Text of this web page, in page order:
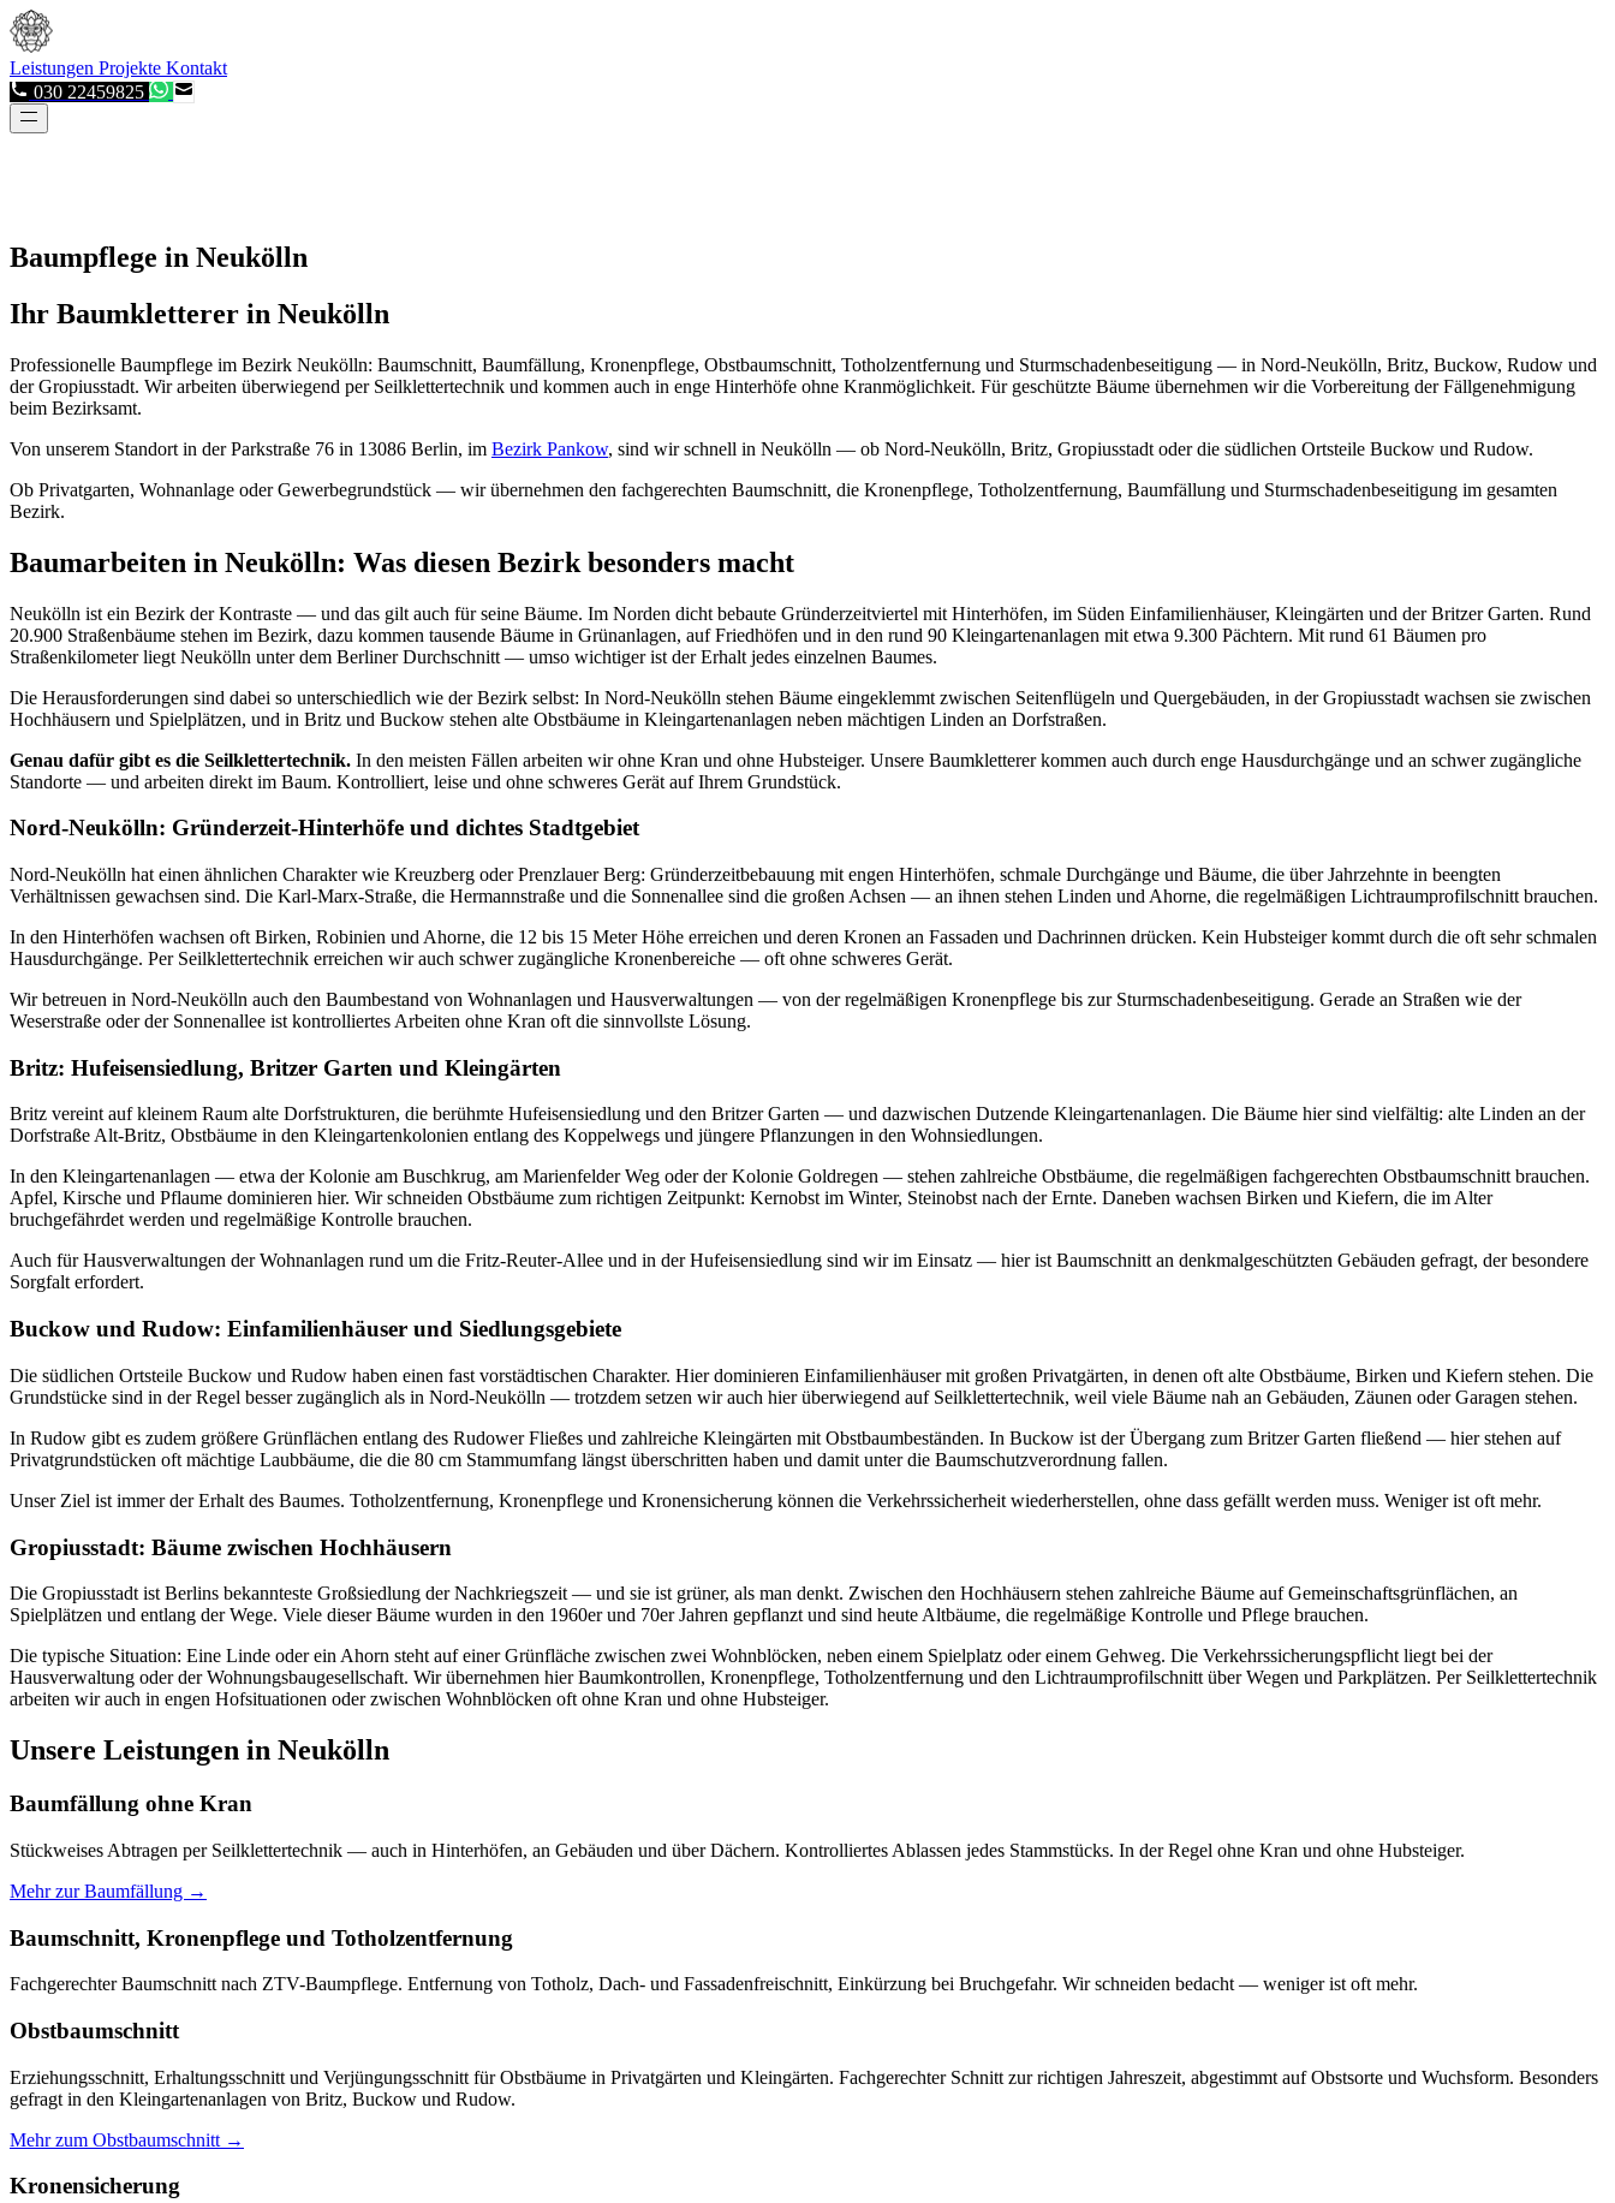
Leistungen Projekte Kontakt
030 22459825
Baumpflege in Neukölln
Ihr Baumkletterer in Neukölln
Professionelle Baumpflege im Bezirk Neukölln: Baumschnitt, Baumfällung, Kronenpflege, Obstbaumschnitt, Totholzentfernung und Sturmschadenbeseitigung — in Nord-Neukölln, Britz, Buckow, Rudow und
der Gropiusstadt. Wir arbeiten überwiegend per Seilklettertechnik und kommen auch in enge Hinterhöfe ohne Kranmöglichkeit. Für geschützte Bäume übernehmen wir die Vorbereitung der Fällgenehmigung
beim Bezirksamt.
Von unserem Standort in der Parkstraße 76 in 13086 Berlin, im Bezirk Pankow, sind wir schnell in Neukölln — ob Nord-Neukölln, Britz, Gropiusstadt oder die südlichen Ortsteile Buckow und Rudow.
Ob Privatgarten, Wohnanlage oder Gewerbegrundstück — wir übernehmen den fachgerechten Baumschnitt, die Kronenpflege, Totholzentfernung, Baumfällung und Sturmschadenbeseitigung im gesamten
Bezirk.
Baumarbeiten in Neukölln: Was diesen Bezirk besonders macht
Neukölln ist ein Bezirk der Kontraste — und das gilt auch für seine Bäume. Im Norden dicht bebaute Gründerzeitviertel mit Hinterhöfen, im Süden Einfamilienhäuser, Kleingärten und der Britzer Garten. Rund
20.900 Straßenbäume stehen im Bezirk, dazu kommen tausende Bäume in Grünanlagen, auf Friedhöfen und in den rund 90 Kleingartenanlagen mit etwa 9.300 Pächtern. Mit rund 61 Bäumen pro
Straßenkilometer liegt Neukölln unter dem Berliner Durchschnitt — umso wichtiger ist der Erhalt jedes einzelnen Baumes.
Die Herausforderungen sind dabei so unterschiedlich wie der Bezirk selbst: In Nord-Neukölln stehen Bäume eingeklemmt zwischen Seitenflügeln und Quergebäuden, in der Gropiusstadt wachsen sie zwischen
Hochhäusern und Spielplätzen, und in Britz und Buckow stehen alte Obstbäume in Kleingartenanlagen neben mächtigen Linden an Dorfstraßen.
Genau dafür gibt es die Seilklettertechnik. In den meisten Fällen arbeiten wir ohne Kran und ohne Hubsteiger. Unsere Baumkletterer kommen auch durch enge Hausdurchgänge und an schwer zugängliche
Standorte — und arbeiten direkt im Baum. Kontrolliert, leise und ohne schweres Gerät auf Ihrem Grundstück.
Nord-Neukölln: Gründerzeit-Hinterhöfe und dichtes Stadtgebiet
Nord-Neukölln hat einen ähnlichen Charakter wie Kreuzberg oder Prenzlauer Berg: Gründerzeitbebauung mit engen Hinterhöfen, schmale Durchgänge und Bäume, die über Jahrzehnte in beengten
Verhältnissen gewachsen sind. Die Karl-Marx-Straße, die Hermannstraße und die Sonnenallee sind die großen Achsen — an ihnen stehen Linden und Ahorne, die regelmäßigen Lichtraumprofilschnitt brauchen.
In den Hinterhöfen wachsen oft Birken, Robinien und Ahorne, die 12 bis 15 Meter Höhe erreichen und deren Kronen an Fassaden und Dachrinnen drücken. Kein Hubsteiger kommt durch die oft sehr schmalen
Hausdurchgänge. Per Seilklettertechnik erreichen wir auch schwer zugängliche Kronenbereiche — oft ohne schweres Gerät.
Wir betreuen in Nord-Neukölln auch den Baumbestand von Wohnanlagen und Hausverwaltungen — von der regelmäßigen Kronenpflege bis zur Sturmschadenbeseitigung. Gerade an Straßen wie der
Weserstraße oder der Sonnenallee ist kontrolliertes Arbeiten ohne Kran oft die sinnvollste Lösung.
Britz: Hufeisensiedlung, Britzer Garten und Kleingärten
Britz vereint auf kleinem Raum alte Dorfstrukturen, die berühmte Hufeisensiedlung und den Britzer Garten — und dazwischen Dutzende Kleingartenanlagen. Die Bäume hier sind vielfältig: alte Linden an der
Dorfstraße Alt-Britz, Obstbäume in den Kleingartenkolonien entlang des Koppelwegs und jüngere Pflanzungen in den Wohnsiedlungen.
In den Kleingartenanlagen — etwa der Kolonie am Buschkrug, am Marienfelder Weg oder der Kolonie Goldregen — stehen zahlreiche Obstbäume, die regelmäßigen fachgerechten Obstbaumschnitt brauchen.
Apfel, Kirsche und Pflaume dominieren hier. Wir schneiden Obstbäume zum richtigen Zeitpunkt: Kernobst im Winter, Steinobst nach der Ernte. Daneben wachsen Birken und Kiefern, die im Alter
bruchgefährdet werden und regelmäßige Kontrolle brauchen.
Auch für Hausverwaltungen der Wohnanlagen rund um die Fritz-Reuter-Allee und in der Hufeisensiedlung sind wir im Einsatz — hier ist Baumschnitt an denkmalgeschützten Gebäuden gefragt, der besondere
Sorgfalt erfordert.
Buckow und Rudow: Einfamilienhäuser und Siedlungsgebiete
Die südlichen Ortsteile Buckow und Rudow haben einen fast vorstädtischen Charakter. Hier dominieren Einfamilienhäuser mit großen Privatgärten, in denen oft alte Obstbäume, Birken und Kiefern stehen. Die
Grundstücke sind in der Regel besser zugänglich als in Nord-Neukölln — trotzdem setzen wir auch hier überwiegend auf Seilklettertechnik, weil viele Bäume nah an Gebäuden, Zäunen oder Garagen stehen.
In Rudow gibt es zudem größere Grünflächen entlang des Rudower Fließes und zahlreiche Kleingärten mit Obstbaumbeständen. In Buckow ist der Übergang zum Britzer Garten fließend — hier stehen auf
Privatgrundstücken oft mächtige Laubbäume, die die 80 cm Stammumfang längst überschritten haben und damit unter die Baumschutzverordnung fallen.
Unser Ziel ist immer der Erhalt des Baumes. Totholzentfernung, Kronenpflege und Kronensicherung können die Verkehrssicherheit wiederherstellen, ohne dass gefällt werden muss. Weniger ist oft mehr.
Gropiusstadt: Bäume zwischen Hochhäusern
Die Gropiusstadt ist Berlins bekannteste Großsiedlung der Nachkriegszeit — und sie ist grüner, als man denkt. Zwischen den Hochhäusern stehen zahlreiche Bäume auf Gemeinschaftsgrünflächen, an
Spielplätzen und entlang der Wege. Viele dieser Bäume wurden in den 1960er und 70er Jahren gepflanzt und sind heute Altbäume, die regelmäßige Kontrolle und Pflege brauchen.
Die typische Situation: Eine Linde oder ein Ahorn steht auf einer Grünfläche zwischen zwei Wohnblöcken, neben einem Spielplatz oder einem Gehweg. Die Verkehrssicherungspflicht liegt bei der
Hausverwaltung oder der Wohnungsbaugesellschaft. Wir übernehmen hier Baumkontrollen, Kronenpflege, Totholzentfernung und den Lichtraumprofilschnitt über Wegen und Parkplätzen. Per Seilklettertechnik
arbeiten wir auch in engen Hofsituationen oder zwischen Wohnblöcken oft ohne Kran und ohne Hubsteiger.
Unsere Leistungen in Neukölln
Baumfällung ohne Kran
Stückweises Abtragen per Seilklettertechnik — auch in Hinterhöfen, an Gebäuden und über Dächern. Kontrolliertes Ablassen jedes Stammstücks. In der Regel ohne Kran und ohne Hubsteiger.
Mehr zur Baumfällung →
Baumschnitt, Kronenpflege und Totholzentfernung
Fachgerechter Baumschnitt nach ZTV-Baumpflege. Entfernung von Totholz, Dach- und Fassadenfreischnitt, Einkürzung bei Bruchgefahr. Wir schneiden bedacht — weniger ist oft mehr.
Obstbaumschnitt
Erziehungsschnitt, Erhaltungsschnitt und Verjüngungsschnitt für Obstbäume in Privatgärten und Kleingärten. Fachgerechter Schnitt zur richtigen Jahreszeit, abgestimmt auf Obstsorte und Wuchsform. Besonders
gefragt in den Kleingartenanlagen von Britz, Buckow und Rudow.
Mehr zum Obstbaumschnitt →
Kronensicherung